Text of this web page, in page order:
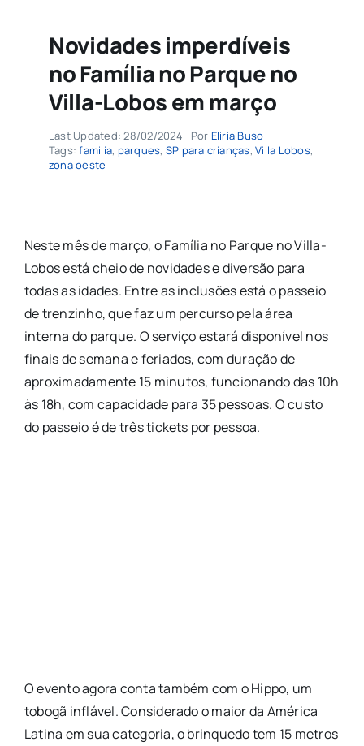
Novidades imperdíveis
no Família no Parque no
Villa-Lobos em março
Last Updated: 28/02/2024 Por Eliria Buso
Tags:familia, parques, SP para crianças,Villa Lobos,
zona oeste
Neste mês de março, o Família no Parque no Villa-
Lobos está cheio de novidades e diversão para
todas as idades. Entre as inclusões está o passeio
de trenzinho, que faz um percurso pela área
interna do parque. O serviço estará disponível nos
finais de semana e feriados, com duração de
aproximadamente 15 minutos, funcionando das 10h
às 18h, com capacidade para 35 pessoas. O custo
do passeio é de três tickets por pessoa.
O evento agora conta também com o Hippo, um
tobogã inflável. Considerado o maior da América
Latina em sua categoria, o brinquedo tem 15 metros